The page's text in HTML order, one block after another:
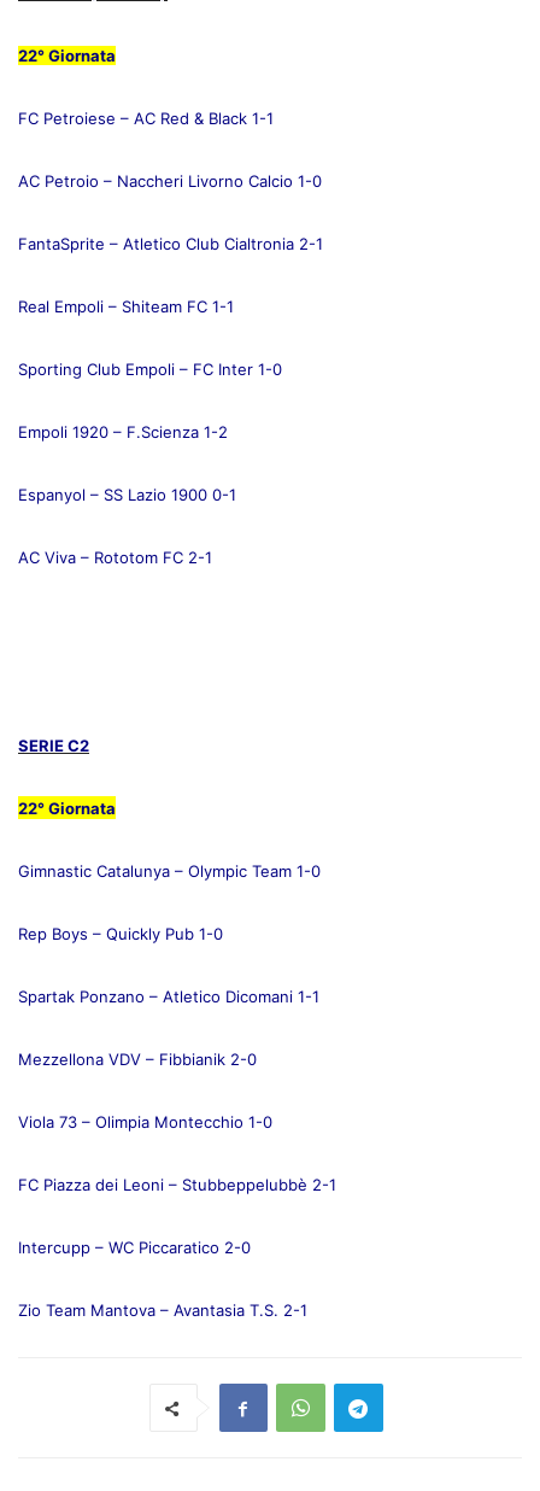
22° Giornata
FC Petroiese – AC Red & Black 1-1
AC Petroio – Naccheri Livorno Calcio 1-0
FantaSprite – Atletico Club Cialtronia 2-1
Real Empoli – Shiteam FC 1-1
Sporting Club Empoli – FC Inter 1-0
Empoli 1920 – F.Scienza 1-2
Espanyol – SS Lazio 1900 0-1
AC Viva – Rototom FC 2-1
SERIE C2
22° Giornata
Gimnastic Catalunya – Olympic Team 1-0
Rep Boys – Quickly Pub 1-0
Spartak Ponzano – Atletico Dicomani 1-1
Mezzellona VDV – Fibbianik 2-0
Viola 73 – Olimpia Montecchio 1-0
FC Piazza dei Leoni – Stubbeppelubbè 2-1
Intercupp – WC Piccaratico 2-0
Zio Team Mantova – Avantasia T.S. 2-1